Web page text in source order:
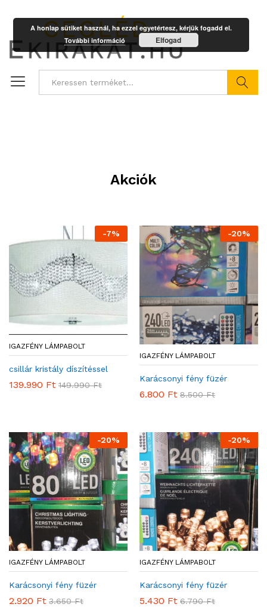
Akciók
-7%
IGAZFÉNY LÁMPABOLT
csillár kristály díszítéssel
139.990 Ft 149.990Ft
-20%
IGAZFÉNY LÁMPABOLT
Karácsonyi fény füzér
6.800 Ft 8.500Ft
-20%
IGAZFÉNY LÁMPABOLT
Karácsonyi fény füzér
2.920 Ft 3.650Ft
-20%
IGAZFÉNY LÁMPABOLT
Karácsonyi fény füzér
5.430 Ft 6.790Ft
A honlap sütiket használ, ha ezzel egyetértesz, kérjük fogadd el.
További információ
Elfogad